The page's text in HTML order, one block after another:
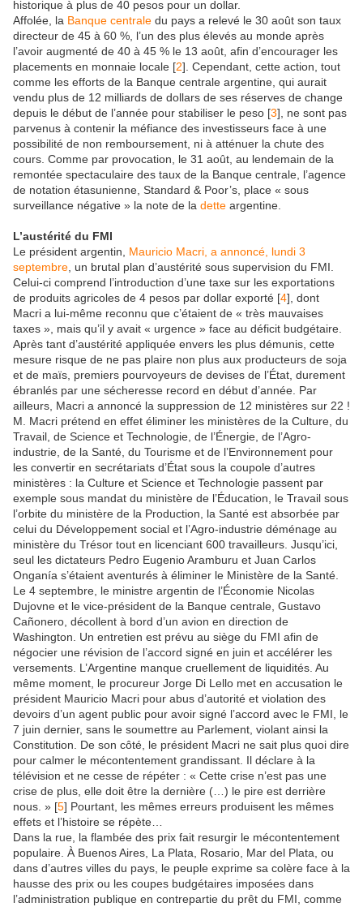
historique à plus de 40 pesos pour un dollar.
Affolée, la Banque centrale du pays a relevé le 30 août son taux
directeur de 45 à 60 %, l’un des plus élevés au monde après
l’avoir augmenté de 40 à 45 % le 13 août, afin d’encourager les
placements en monnaie locale [2] . Cependant, cette action, tout
comme les efforts de la Banque centrale argentine, qui aurait
vendu plus de 12 milliards de dollars de ses réserves de change
depuis le début de l’année pour stabiliser le peso [3] , ne sont pas
parvenus à contenir la méfiance des investisseurs face à une
possibilité de non remboursement, ni à atténuer la chute des
cours. Comme par provocation, le 31 août, au lendemain de la
remontée spectaculaire des taux de la Banque centrale, l’agence
de notation étasunienne, Standard & Poor’s, place « sous
surveillance négative » la note de la dette argentine.
L’austérité du FMI
Le président argentin, Mauricio Macri, a annoncé, lundi 3
septembre , un brutal plan d’austérité sous supervision du FMI.
Celui-ci comprend l’introduction d’une taxe sur les exportations
de produits agricoles de 4 pesos par dollar exporté [4] , dont
Macri a lui-même reconnu que c’étaient de « très mauvaises
taxes », mais qu’il y avait « urgence » face au déficit budgétaire.
Après tant d’austérité appliquée envers les plus démunis, cette
mesure risque de ne pas plaire non plus aux producteurs de soja
et de maïs, premiers pourvoyeurs de devises de l’État, durement
ébranlés par une sécheresse record en début d’année. Par
ailleurs, Macri a annoncé la suppression de 12 ministères sur 22 !
M. Macri prétend en effet éliminer les ministères de la Culture, du
Travail, de Science et Technologie, de l’Énergie, de l’Agro-
industrie, de la Santé, du Tourisme et de l’Environnement pour
les convertir en secrétariats d’État sous la coupole d’autres
ministères : la Culture et Science et Technologie passent par
exemple sous mandat du ministère de l’Éducation, le Travail sous
l’orbite du ministère de la Production, la Santé est absorbée par
celui du Développement social et l’Agro-industrie déménage au
ministère du Trésor tout en licenciant 600 travailleurs. Jusqu’ici,
seul les dictateurs Pedro Eugenio Aramburu et Juan Carlos
Onganía s’étaient aventurés à éliminer le Ministère de la Santé.
Le 4 septembre, le ministre argentin de l’Économie Nicolas
Dujovne et le vice-président de la Banque centrale, Gustavo
Cañonero, décollent à bord d’un avion en direction de
Washington. Un entretien est prévu au siège du FMI afin de
négocier une révision de l’accord signé en juin et accélérer les
versements. L’Argentine manque cruellement de liquidités. Au
même moment, le procureur Jorge Di Lello met en accusation le
président Mauricio Macri pour abus d’autorité et violation des
devoirs d’un agent public pour avoir signé l’accord avec le FMI, le
7 juin dernier, sans le soumettre au Parlement, violant ainsi la
Constitution. De son côté, le président Macri ne sait plus quoi dire
pour calmer le mécontentement grandissant. Il déclare à la
télévision et ne cesse de répéter : « Cette crise n’est pas une
crise de plus, elle doit être la dernière (…) le pire est derrière
nous. » [5] Pourtant, les mêmes erreurs produisent les mêmes
effets et l’histoire se répète…
Dans la rue, la flambée des prix fait resurgir le mécontentement
populaire. À Buenos Aires, La Plata, Rosario, Mar del Plata, ou
dans d’autres villes du pays, le peuple exprime sa colère face à la
hausse des prix ou les coupes budgétaires imposées dans
l’administration publique en contrepartie du prêt du FMI, comme